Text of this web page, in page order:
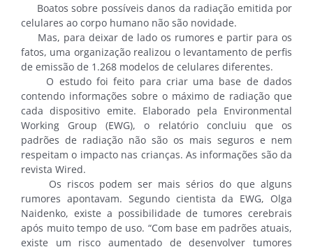
Boatos sobre possíveis danos da radiação emitida por
celulares ao corpo humano não são novidade.
Mas, para deixar de lado os rumores e partir para os
fatos, uma organização realizou o levantamento de perfis
de emissão de 1.268 modelos de celulares diferentes.
O estudo foi feito para criar uma base de dados
contendo informações sobre o máximo de radiação que
cada dispositivo emite. Elaborado pela Environmental
Working Group (EWG), o relatório concluiu que os
padrões de radiação não são os mais seguros e nem
respeitam o impacto nas crianças. As informações são da
revista Wired.
Os riscos podem ser mais sérios do que alguns
rumores apontavam. Segundo cientista da EWG, Olga
Naidenko, existe a possibilidade de tumores cerebrais
após muito tempo de uso. “Com base em padrões atuais,
existe um risco aumentado de desenvolver tumores